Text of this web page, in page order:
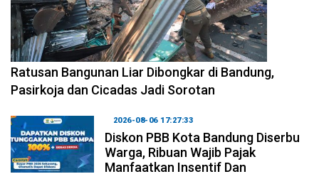
2026-08-06 17:34:08
Ratusan Bangunan Liar Dibongkar di Bandung,
Pasirkoja dan Cicadas Jadi Sorotan
2026-08-06 17:27:33
Diskon PBB Kota Bandung Diserbu
Warga, Ribuan Wajib Pajak
Manfaatkan Insentif Dan